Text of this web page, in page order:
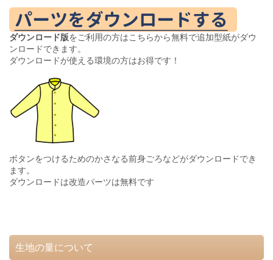
ダウンロード版をご利用の方はこちらから無料で追加型紙がダウ
ンロードできます。
ダウンロードが使える環境の方はお得です！
ボタンをつけるためのかさなる前身ごろなどがダウンロードでき
ます。
ダウンロードは改造パーツは無料です
生地の量について